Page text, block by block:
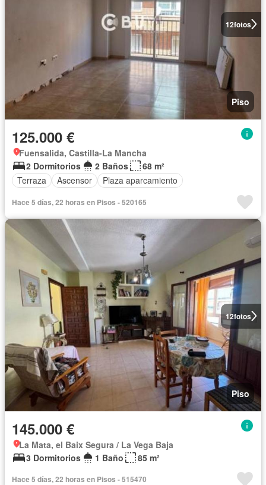
12fotos
Piso
125.000 €
Fuensalida, Castilla-La Mancha
2 Dormitorios
2 Baños
68 m²
Terraza
Ascensor Plaza aparcamiento
Hace 5 días, 22 horas en Pisos - 520165
12fotos
Piso
145.000 €
La Mata, el Baix Segura / La Vega Baja
3 Dormitorios
1 Baño 85 m²
Hace 5 días, 22 horas en Pisos - 515470